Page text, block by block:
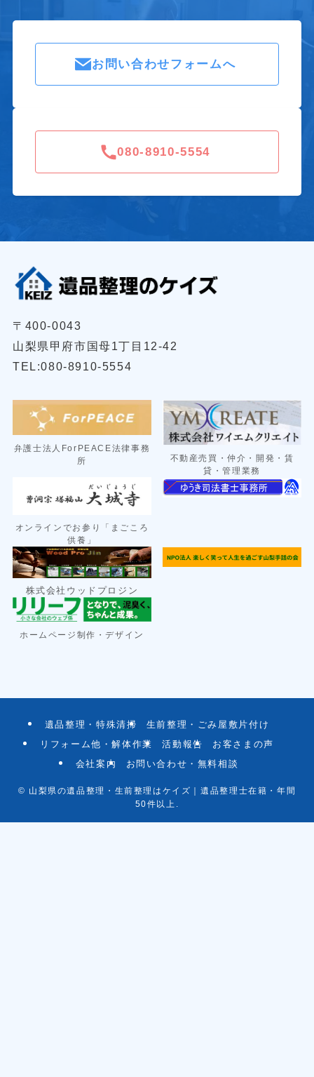
お問い合わせフォームへ
080-8910-5554
〒400-0043
山梨県甲府市国母1丁目12-42
TEL:080-8910-5554
弁護士法人ForPEACE法律事務
所
不動産売買・仲介・開発・賃
貸・管理業務
オンラインでお参り「まごころ
供養」
株式会社ウッドプロジン
ホームページ制作・デザイ ン
遺品整理・特殊清掃
生前整理・ごみ屋敷片付け
リフォーム他・解体作業
活動報告
お客さまの声
会社案内
お問い合わせ・無料相談
© 山梨県の遺品整理・生前整理はケイズ｜遺品整理士在籍・年間
50件以上.